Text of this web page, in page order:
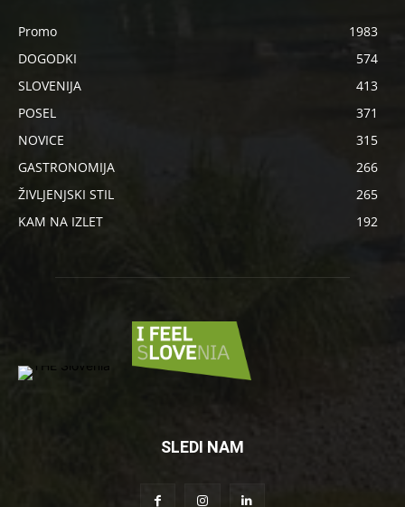
Promo
1983
DOGODKI
574
SLOVENIJA
413
POSEL
371
NOVICE
315
GASTRONOMIJA
266
ŽIVLJENJSKI STIL
265
KAM NA IZLET
192
SLEDI NAM